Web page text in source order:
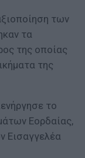
των
τα
της οποίας
της
το
Εορδαίας,
Εισαγγελέα